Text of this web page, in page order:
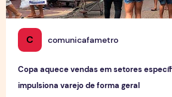
C comunicafametro
Copa aquece vendas em setores
impulsiona varejo de forma geral